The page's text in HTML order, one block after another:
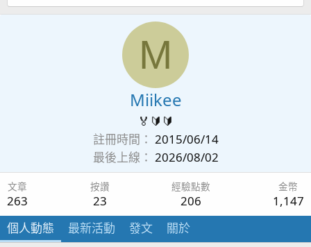
M
Miikee
🏅🔰🔰
註冊時間
2015/06/14
最後上線
2026/08/02
文章
263
按讚
23
經驗點數
206
金幣
1,147
個人動態
最新活動 發文 關於